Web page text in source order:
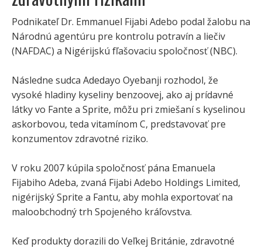
Podnikateľ Dr. Emmanuel Fijabi Adebo podal žalobu na
Národnú agentúru pre kontrolu potravín a liečiv
(NAFDAC) a Nigérijskú fľašovaciu spoločnosť (NBC).
Následne sudca Adedayo Oyebanji rozhodol, že
vysoké hladiny kyseliny benzoovej, ako aj prídavné
látky vo Fante a Sprite, môžu pri zmiešaní s kyselinou
askorbovou, teda vitamínom C, predstavovať pre
konzumentov zdravotné riziko.
V roku 2007 kúpila spoločnosť pána Emanuela
Fijabiho Adeba, zvaná Fijabi Adebo Holdings Limited,
nigérijský Sprite a Fantu, aby mohla exportovať na
maloobchodný trh Spojeného kráľovstva.
Keď produkty dorazili do Veľkej Británie, zdravotné